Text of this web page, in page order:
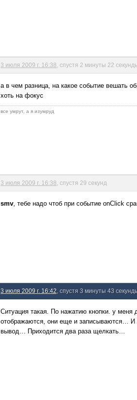
3 июля 2009 г. 16:38 , спустя 2 минуты 22
а в чем разница, на какое событие вешать
хоть на фокус
все умрут, а я изумруд
3 июля 2009 г. 16:38 , спустя 29 секунд
smv, тебе надо чтоб при событие onClick
3 июля 2009 г. 16:42 , спустя 3 минуты 43
Ситуация такая. По нажатию кнопки. у меня
отображаются, они еще и записываются… И
вывод… Приходится два раза щелкать…